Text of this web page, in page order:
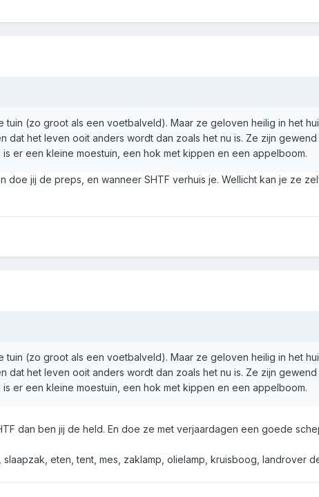
tuin (zo groot als een voetbalveld). Maar ze geloven heilig in het
dat het leven ooit anders wordt dan zoals het nu is. Ze zijn
er een kleine moestuin, een hok met kippen en een appelboom.
doe jij de preps, en wanneer SHTF verhuis je. Wellicht kan je ze
tuin (zo groot als een voetbalveld). Maar ze geloven heilig in het
dat het leven ooit anders wordt dan zoals het nu is. Ze zijn
er een kleine moestuin, een hok met kippen en een appelboom.
dan ben jij de held. En doe ze met verjaardagen een goede
slaapzak, eten, tent, mes, zaklamp, olielamp, kruisboog, landrover